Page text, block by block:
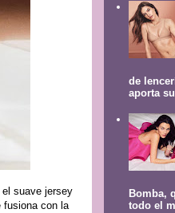
suave jersey
fusiona con la
de
aporta
Bomba,
todo el